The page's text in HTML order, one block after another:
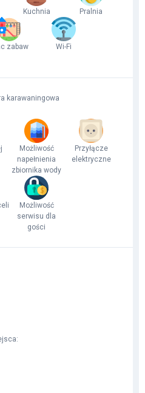
Kuchnia Pralnia
zabaw Wi-Fi
karawaningowa
Możliwość
napełnienia
zbiornika wody
Przyłącze
elektryczne
Możliwość
serwisu dla
gości
: